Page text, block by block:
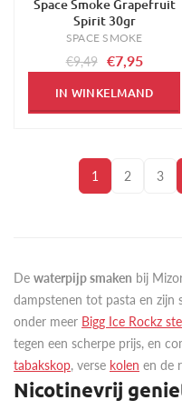
-16%
Space Smoke Grapefruit
Spirit 30gr
SPACE SMOKE
€9,49 €7,95
IN WINKELMAND
1 2 3
De waterpijp smaken bij
dampstenen tot pasta en
onder meer Bigg Ice Rockz
tegen een scherpe prijs, en
tabakskop, verse kolen en de
Nicotinevrij